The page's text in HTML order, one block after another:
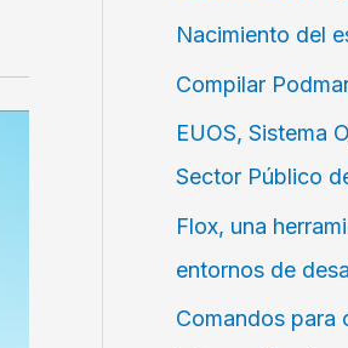
Nacimiento del
Compilar
EUOS, Sistema
Sector Público
Flox, una
entornos de
Comandos para